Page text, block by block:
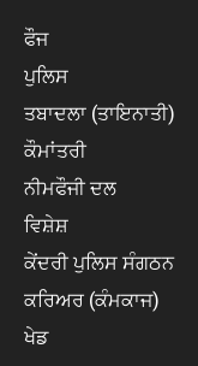
ਫੌਜ
ਪੁਲਿਸ
ਤਬਾਦਲਾ (ਤਾਇਨਾਤੀ)
ਕੌਮਾਂਤਰੀ
ਨੀਮਫੌਜੀ ਦਲ
ਵਿਸ਼ੇਸ਼
ਕੇਂਦਰੀ ਪੁਲਿਸ ਸੰਗਠਨ
ਕਰਿਅਰ (ਕੰਮਕਾਜ)
ਖੇਡ